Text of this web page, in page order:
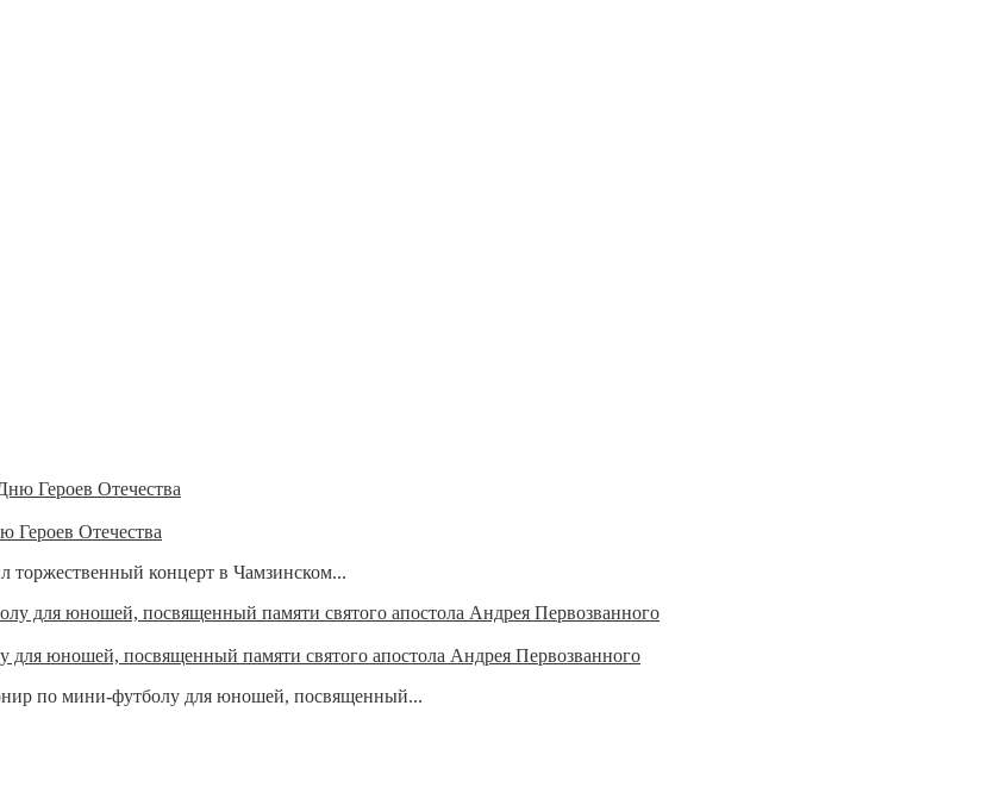
Героев Отечества
торжественный концерт в Чамзинском...
юношей, посвященный памяти святого апостола Андрея Первозванного
по мини-футболу для юношей, посвященный...